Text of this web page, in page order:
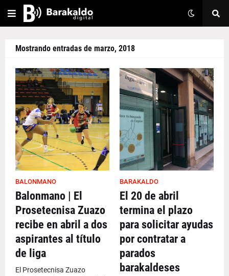
Mostrando entradas de marzo, 2018
BALONMANO
Balonmano | El
Prosetecnisa Zuazo
recibe en abril a dos
aspirantes al título
de liga
El Prosetecnisa Zuazo
BARAKALDO
El 20 de abril
termina el plazo
para solicitar ayudas
por contratar a
parados
barakaldeses